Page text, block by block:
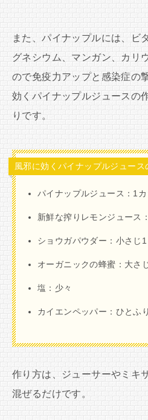
また、パイナップルには、ビ
グネシウム、マンガン、カリ
ので免疫力アップと感染症の
効くパイナップルジュースの
りです。
風邪に効くパイナップルジュース
パイナップルジュース：1
新鮮な搾りレモンジュース
ショウガパウダー：小さじ1
オーガニックの蜂蜜：大さ
塩：少々
カイエンペッパー：ひとふり
作り方は、ジューサーやミキ
混ぜるだけです。